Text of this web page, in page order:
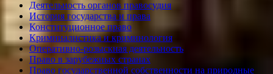
Деятельность органов правосудия
История государства и права
Конституционное право
Криминалистика и криминология
Оперативно-розыскная деятельность
Право в зарубежных странах
Право государственной собственности на природные